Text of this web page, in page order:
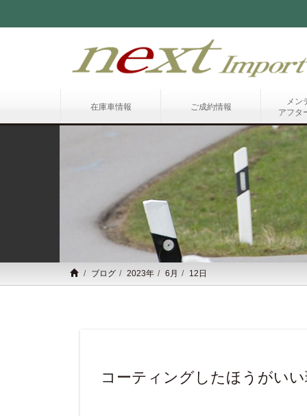
在庫車情報 ご成約情報
メン
アフタ
ブログ 2023年 6月 12日
コーティングしたほうがいい